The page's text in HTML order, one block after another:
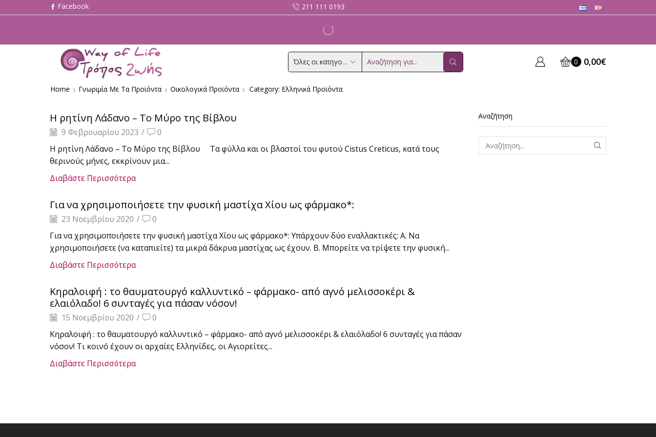
211 111 0193
Search
0 0,00€
Home Γνωριμία Με Τα Προϊόντα Οικολογικά Προϊόντα Category: Ελληνικά Προϊόντα
Η ρητίνη Λάδανο – Το Μύρο της Βίβλου
9 Φεβρουαρίου 2023 /
0
Η ρητίνη Λάδανο – Το Μύρο της Βίβλου Τα φύλλα και οι βλαστοί του φυτού Cistus Creticus, κατά τους
θερινούς μήνες, εκκρίνουν μια...
Διαβάστε Περισσότερα
Για να χρησιμοποιήσετε την φυσική μαστίχα Χίου ως φάρμακο*:
23 Νοεμβρίου 2020 /
0
Για να χρησιμοποιήσετε την φυσική μαστίχα Χίου ως φάρμακο*: Υπάρχουν δύο εναλλακτικές: Α. Να
χρησιμοποιήσετε (να καταπιείτε) τα μικρά δάκρυα μαστίχας ως έχουν. B. Μπορείτε να τρίψετε την φυσική...
Διαβάστε Περισσότερα
Κηραλοιφή : το θαυματουργό καλλυντικό – φάρμακο- από αγνό μελισσοκέρι &
ελαιόλαδο! 6 συνταγές για πάσαν νόσον!
15 Νοεμβρίου 2020 /
0
Κηραλοιφή : το θαυματουργό καλλυντικό – φάρμακο- από αγνό μελισσοκέρι & ελαιόλαδο! 6 συνταγές για πάσαν
νόσον! Τι κοινό έχουν οι αρχαίες Ελληνίδες, οι Αγιορείτες...
Διαβάστε Περισσότερα
Αναζήτηση
ΑΝΑΖΗΤΗΣΗ